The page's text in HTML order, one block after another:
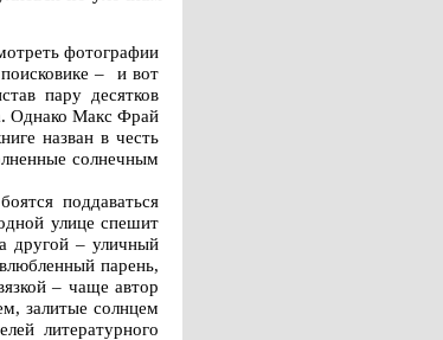
фотографии
– и вот
пару десятков
Однако Макс Фрай
назван в честь
солнечным
поддаваться
улице спешит
другой – уличный
парень,
– чаще автор
залитые солнцем
литературного